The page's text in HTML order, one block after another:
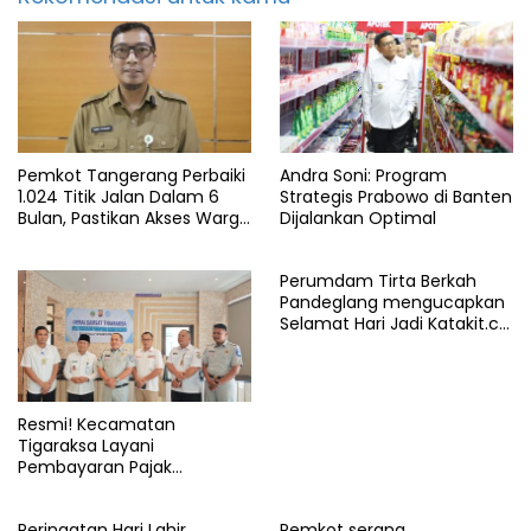
Pemkot Tangerang Perbaiki
1.024 Titik Jalan Dalam 6
Bulan, Pastikan Akses Warga
Andra Soni: Program
Strategis Prabowo di Banten
Dijalankan Optimal
Resmi! Kecamatan
Tigaraksa Layani
Pembayaran Pajak
Perumdam Tirta Berkah
Pandeglang mengucapkan
Selamat Hari Jadi Katakit.co